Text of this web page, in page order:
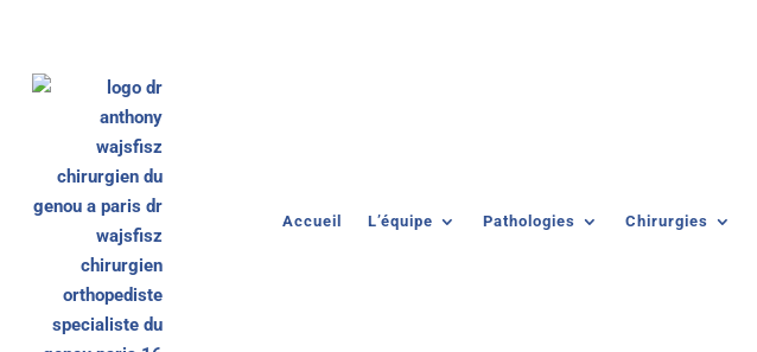
Accueil L’équipe Pathologies Chirurgies